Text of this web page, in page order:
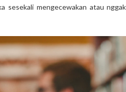
sesekali mengecewakan atau